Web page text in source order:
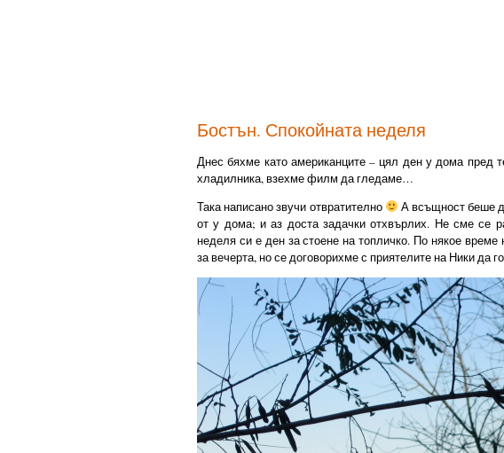
Бостън. Спокойната неделя
Днес бяхме като американците – цял ден у дома пред
хладилника, взехме филм да гледаме…
Така написано звучи отвратително
А всъщност беше
от у дома; и аз доста задачки отхвърлих. Не сме се
неделя си е ден за стоене на топличко. По някое
за вечерта, но се договорихме с приятелите на Ники да